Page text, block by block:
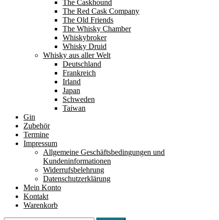
The Caskhound
The Red Cask Company
The Old Friends
The Whisky Chamber
Whiskybroker
Whisky Druid
Whisky aus aller Welt
Deutschland
Frankreich
Irland
Japan
Schweden
Taiwan
Gin
Zubehör
Termine
Impressum
Allgemeine Geschäftsbedingungen und
Kundeninformationen
Widerrufsbelehrung
Datenschutzerklärung
Mein Konto
Kontakt
Warenkorb